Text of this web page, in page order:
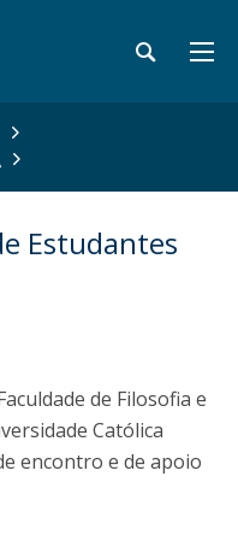
Estudantes
de Filosofia e
Católica
encontro e de apoio